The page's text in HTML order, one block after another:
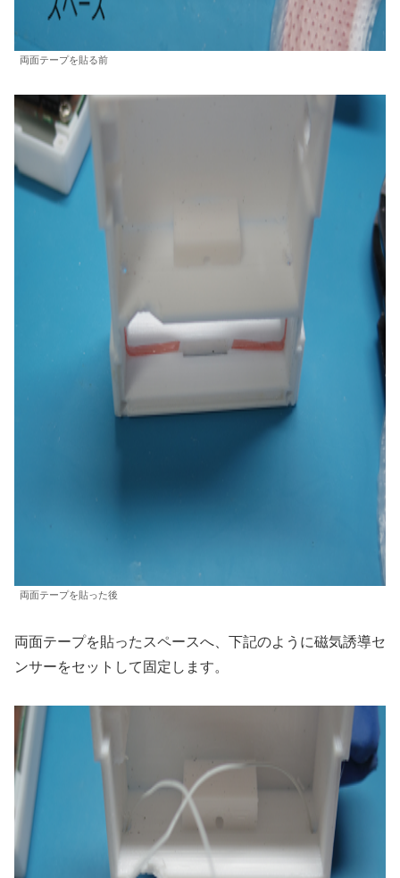
両面テープを貼る前
両面テープを貼った後
両面テープを貼ったスペースへ、下記のように磁気誘導セ
ンサーをセットして固定します。